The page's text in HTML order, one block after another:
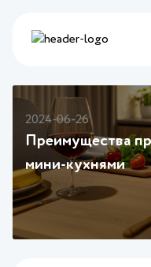
2024-06-26
Преимущества
мини-кухнями